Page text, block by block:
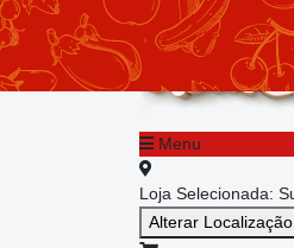
Menu
Loja Selecionada:
Alterar Localização
Menu principal